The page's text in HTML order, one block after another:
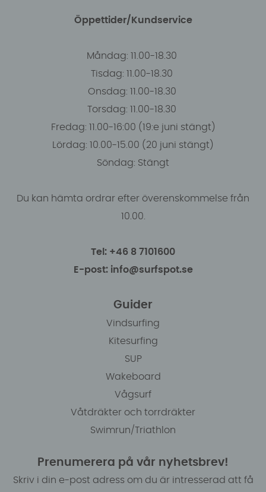
Öppettider/Kundservice
Måndag: 11.00-18.30
Tisdag: 11.00-18.30
Onsdag: 11.00-18.30
Torsdag: 11.00-18.30
Fredag: 11.00-16:00 (19:e juni stängt)
Lördag: 10.00-15.00 (20 juni stängt)
Söndag: Stängt
Du kan hämta ordrar efter överenskommelse från
10.00.
Tel: +46 8 7101600
E-post: info@surfspot.se
Guider
Vindsurfing
Kitesurfing
SUP
Wakeboard
Vågsurf
Våtdräkter och torrdräkter
Swimrun/Triathlon
Prenumerera på vår nyhetsbrev!
Skriv i din e-post adress om du är intresserad att få